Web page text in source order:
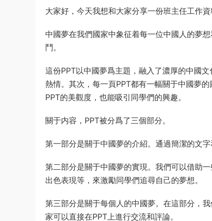
大家好，今天我想和大家分享一份班主任工作
中國夢在我們國家中象征着每一位中國人的夢
鬥。
這份PPT以中國夢爲主題，融入了濃厚的中國
熱情。其次，每一頁PPT都有一幅關于中國夢
PPT的美觀度，也能吸引同學們的興趣。
關于内容，PPT被分爲了三個部分。
第一部分是關于中國夢的介紹。通過簡潔的文
第二部分是關于中國夢的實現。我們可以借助
出色表現等，來激勵同學們追尋自己的夢想。
第三部分是關于每個人的中國夢。在這部分，
家可以直接在PPT上進行交流和評論。